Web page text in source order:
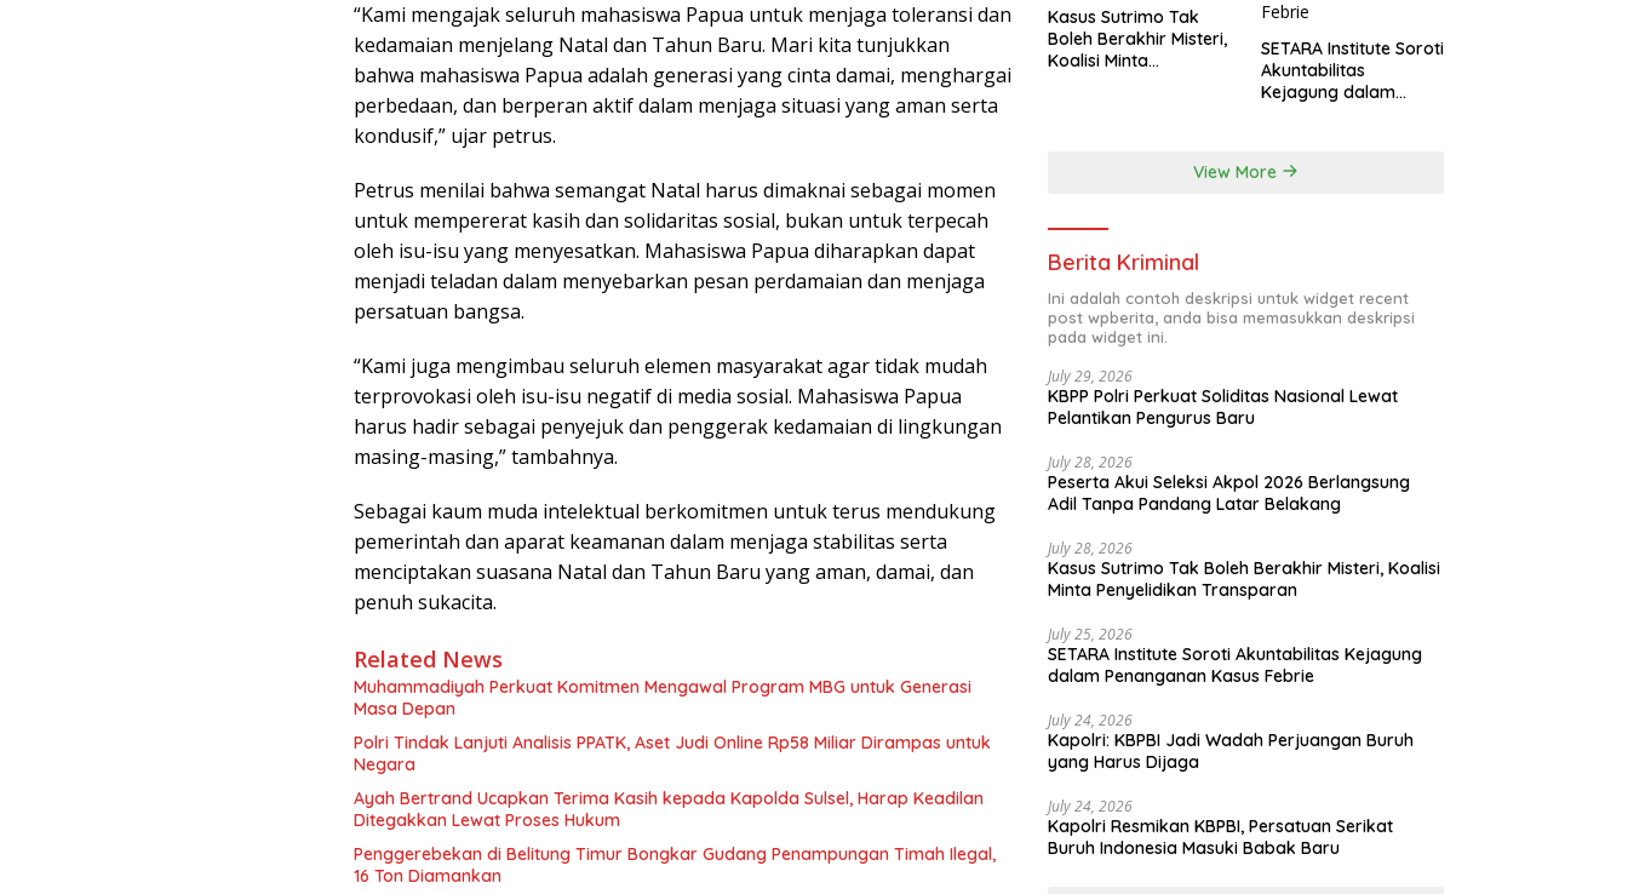
“Kami mengajak seluruh mahasiswa Papua untuk menjaga toleransi dan
kedamaian menjelang Natal dan Tahun Baru. Mari kita tunjukkan
bahwa mahasiswa Papua adalah generasi yang cinta damai, menghargai
perbedaan, dan berperan aktif dalam menjaga situasi yang aman serta
kondusif,” ujar petrus.
Petrus menilai bahwa semangat Natal harus dimaknai sebagai momen
untuk mempererat kasih dan solidaritas sosial, bukan untuk terpecah
oleh isu-isu yang menyesatkan. Mahasiswa Papua diharapkan dapat
menjadi teladan dalam menyebarkan pesan perdamaian dan menjaga
persatuan bangsa.
“Kami juga mengimbau seluruh elemen masyarakat agar tidak mudah
terprovokasi oleh isu-isu negatif di media sosial. Mahasiswa Papua
harus hadir sebagai penyejuk dan penggerak kedamaian di lingkungan
masing-masing,” tambahnya.
Sebagai kaum muda intelektual berkomitmen untuk terus mendukung
pemerintah dan aparat keamanan dalam menjaga stabilitas serta
menciptakan suasana Natal dan Tahun Baru yang aman, damai, dan
penuh sukacita.
Related News
Muhammadiyah Perkuat Komitmen Mengawal Program MBG untuk Generasi
Masa Depan
Polri Tindak Lanjuti Analisis PPATK, Aset Judi Online Rp58 Miliar Dirampas untuk
Negara
Ayah Bertrand Ucapkan Terima Kasih kepada Kapolda Sulsel, Harap Keadilan
Ditegakkan Lewat Proses Hukum
Penggerebekan di Belitung Timur Bongkar Gudang Penampungan Timah Ilegal,
16 Ton Diamankan
Kasus Sutrimo Tak
Boleh Berakhir Misteri,
Koalisi Minta
SETARA Institute Soroti
Akuntabilitas
Kejagung dalam
View More
Berita Kriminal
Ini adalah contoh deskripsi untuk widget recent
post wpberita, anda bisa memasukkan deskripsi
pada widget ini.
July 29, 2026
KBPP Polri Perkuat Soliditas Nasional Lewat
Pelantikan Pengurus Baru
July 28, 2026
Peserta Akui Seleksi Akpol 2026 Berlangsung
Adil Tanpa Pandang Latar Belakang
July 28, 2026
Kasus Sutrimo Tak Boleh Berakhir Misteri, Koalisi
Minta Penyelidikan Transparan
July 25, 2026
SETARA Institute Soroti Akuntabilitas Kejagung
dalam Penanganan Kasus Febrie
July 24, 2026
Kapolri: KBPBI Jadi Wadah Perjuangan Buruh
yang Harus Dijaga
July 24, 2026
Kapolri Resmikan KBPBI, Persatuan Serikat
Buruh Indonesia Masuki Babak Baru